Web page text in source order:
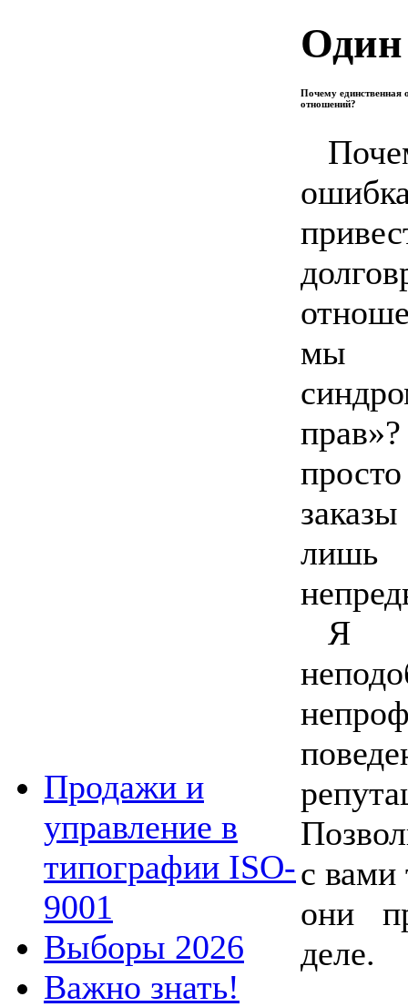
Продажи и
управление в
типографии ISO-
9001
Выборы 2026
Важно знать!
Почему единственная
отношений?
мы
лишь
Я
с вами
они
деле.